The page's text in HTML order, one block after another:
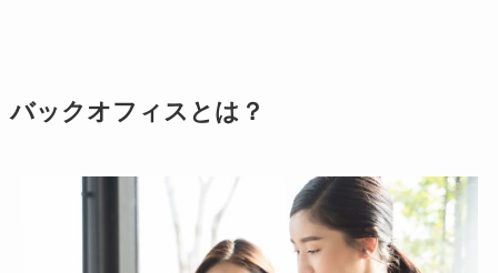
バックオフィスとは？